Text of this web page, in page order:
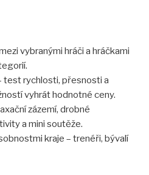
vybranými hráči a hráčkami
test rychlosti, přesnosti a
vyhrát hodnotné ceny.
zázemí, drobné
a mini soutěže.
kraje – trenéři, bývalí